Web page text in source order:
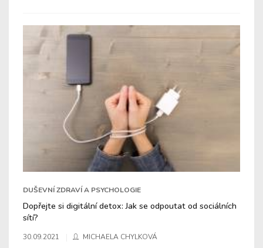
DUŠEVNÍ ZDRAVÍ A PSYCHOLOGIE
Dopřejte si digitální detox: Jak se odpoutat od sociálních
sítí?
30.09.2021 MICHAELA CHYLKOVÁ